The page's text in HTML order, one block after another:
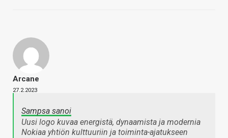
Arcane
27.2.2023
Sampsa sanoi
Uusi logo kuvaa energistä, dynaamista ja modernia
Nokiaa yhtiön kulttuuriin ja toiminta-ajatukseen